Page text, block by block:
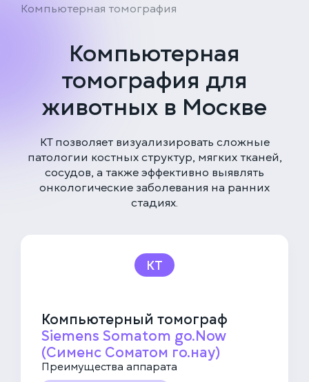
Компьютерная томография
Компьютерная
томография для
животных в Москве
КТ позволяет визуализировать сложные
патологии костных структур, мягких тканей,
сосудов, а также эффективно выявлять
онкологические заболевания на ранних
стадиях.
КТ
Компьютерный томограф
Siemens Somatom go.Now
(Сименс Соматом го.нау)
Преимущества аппарата